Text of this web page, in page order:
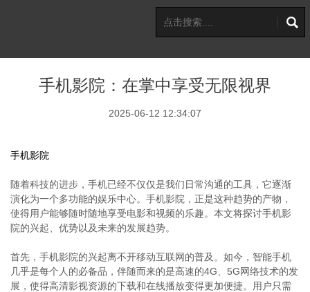
手机影院：在掌中享受无限视界
2025-06-12 12:34:07
手机影院
随着科技的进步，手机已经不仅仅是我们日常沟通的工具，它逐渐
演化为一个多功能的娱乐中心。手机影院，正是这种趋势的产物，
使得用户能够随时随地享受电影和视频的乐趣。本文将探讨手机影
院的兴起、优势以及未来的发展趋势。
首先，手机影院的兴起离不开移动互联网的普及。如今，智能手机
几乎是每个人的必备品，伴随而来的是高速的4G、5G网络技术的发
展，使得高清影视资源的下载和在线播放变得更加便捷。用户只需